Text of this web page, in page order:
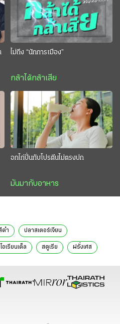
ไม่ถึง “นักการเมือง”
กล้าได้กล้าเสีย
อกไก่ปั่นกับโปรตีนไม่ตรงปก
มันมากับอาหาร
ดำ ปลาสเตอร์เจียน
เรียนเต็ล สตูเรีย ฝรั่งเศส